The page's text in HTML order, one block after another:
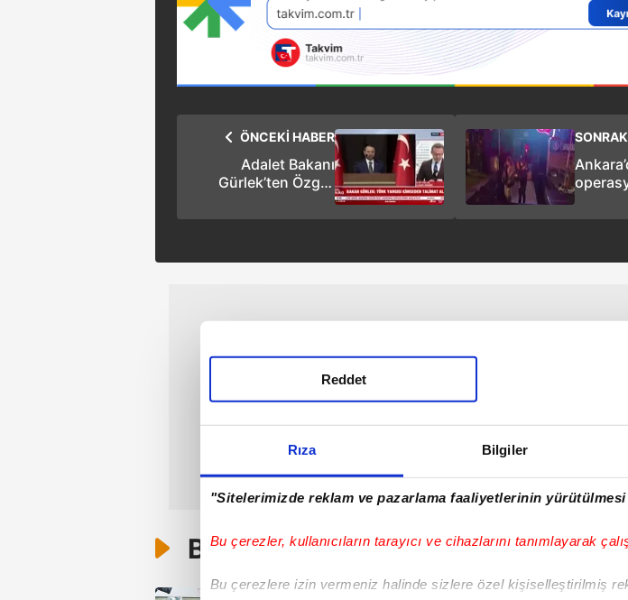
Rıza Bilgiler
"Sitelerimizde reklam ve pazarlama faaliyetlerinin yürütülmesi
Bu çerezler, kullanıcıların tarayıcı ve cihazlarını tanımlayarak
Bu çerezlere izin vermeniz halinde sizlere özel kişiselleştirilmiş
Reddet
ÖNCEKİ HABER
Adalet Bakanı
Gürlek’ten Özgür
bir iftira siyasetidir!"
Bunlar da Var